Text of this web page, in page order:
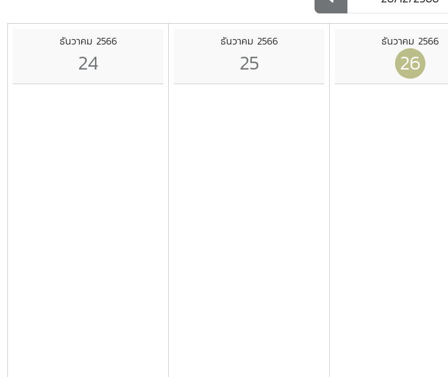
ธันวาคม 2566
24
ธันวาคม 2566
25
ธันวาคม 2566
26